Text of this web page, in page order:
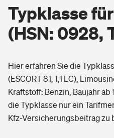
Berufsunfähigkeitsversicherung
Grundfähigkeitsversicherung
Arbeitsrechtsschutz
Berufshaftpflichtversicherung
Wohnen
Elementarversicherung
Freizeit
Pri­vate Haft­pflicht­
Gesundheit
Typklasse
(HSN: 0928,
Hier erfahren Sie die
(ESCORT 81, 1,1 LC),
Kraftstoff: Benzin, Baujahr ab
die Typklasse nur ein
Kfz-Versicherungsbeitrag zu